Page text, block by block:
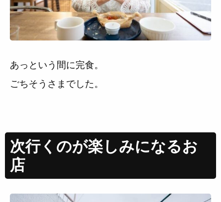
あっという間に完食。
ごちそうさまでした。
次行くのが楽しみになるお
店